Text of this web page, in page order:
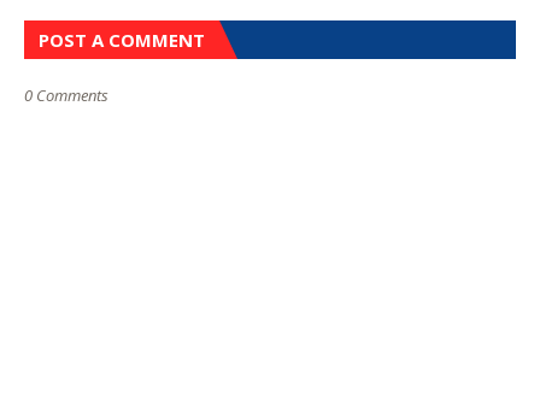
POST A COMMENT
0 Comments